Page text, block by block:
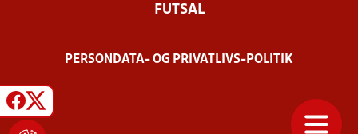
FUTSAL
PERSONDATA- OG PRIVATLIVS-POLITIK